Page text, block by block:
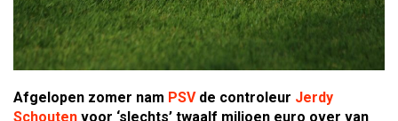
Afgelopen zomer nam PSVde controleur Jerdy
Schouten voor ‘slechts’ twaalf miljoen euro over van